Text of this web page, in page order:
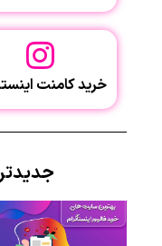
خرید کامنت